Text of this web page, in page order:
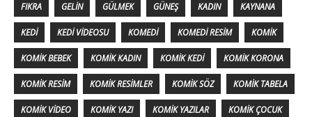
FIKRA GELIN GÜLMEK GÜNEŞ KADIN KAYNANA
KEDI KEDI VIDEOSU KOMEDI KOMEDI RESIM KOMIK
KOMIK BEBEK KOMIK KADIN KOMIK KEDI KOMIK KORONA
KOMIK RESIM KOMIK RESIMLER KOMIK SÖZ KOMIK TABELA
KOMIK VIDEO KOMIK YAZI KOMIK YAZILAR KOMIK ÇOCUK